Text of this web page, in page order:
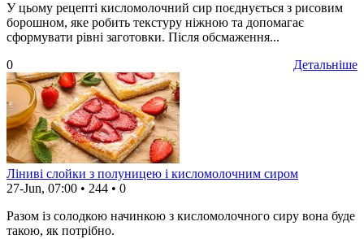
У цьому рецепті кисломолочний сир поєднується з рисовим
борошном, яке робить текстуру ніжною та допомагає
сформувати рівні заготовки. Після обсмаження...
Детальніше
0
Ліниві слойки з полуницею і кисломолочним сиром
27-Jun, 07:00 • 244 • 0
Разом із солодкою начинкою з кисломолочного сиру вона буде
такою, як потрібно.